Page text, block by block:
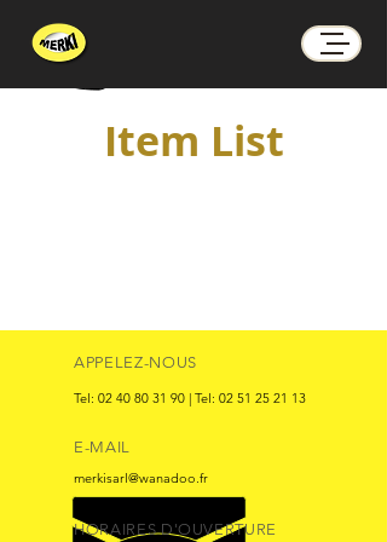
Item List
APPELEZ-NOUS
Tel: 02 40 80 31 90 | Tel: 02 51 25 21 13
E-MAIL
merkisarl@wanadoo.fr
HORAIRES D'OUVERTURE